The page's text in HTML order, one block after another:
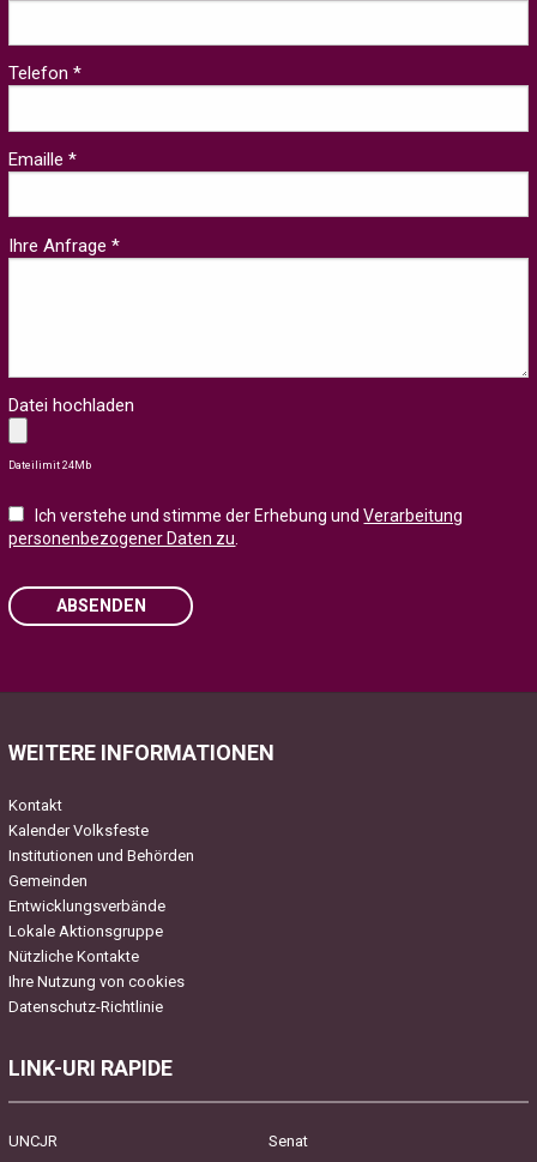
Telefon *
Emaille *
Ihre Anfrage *
Datei hochladen
Dateilimit 24Mb
Ich verstehe und stimme der Erhebung undVerarbeitung
personenbezogener Daten zu.
ABSENDEN
WEITERE INFORMATIONEN
Kontakt
Kalender Volksfeste
Institutionen und Behörden
Gemeinden
Entwicklungsverbände
Lokale Aktionsgruppe
Nützliche Kontakte
Ihre Nutzung von cookies
Datenschutz-Richtlinie
LINK-URI RAPIDE
UNCJR
Senat